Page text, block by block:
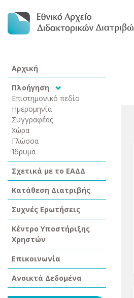
Αρχική
Πλοήγηση
Επιστημονικό πεδίο
Ημερομηνία
Συγγραφέας
Χώρα
Γλώσσα
Ίδρυμα
Σχετικά με το ΕΑΔΔ
Κατάθεση Διατριβής
Συχνές Ερωτήσεις
Κέντρο Υποστήριξης
Χρηστών
Επικοινωνία
Ανοικτά Δεδομένα